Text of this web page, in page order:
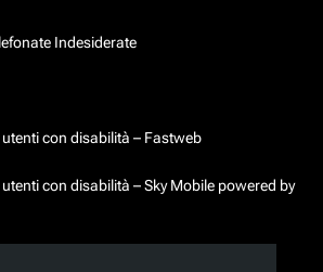
Indesiderate
con disabilità – Fastweb
con disabilità – Sky Mobile powered by